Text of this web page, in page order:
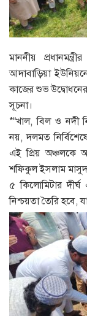
মাননীয়
আদাবাড়িয়া
কাজের শুভ
সূচনা।
*“খাল, বিল ও নদী
নয়, দলমত
এই প্রিয়
শফিকুল ইসলাম
৫ কিলোমিটার
নিশ্চয়তা তৈরি হবে,